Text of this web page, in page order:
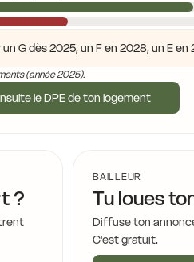
G dès 2025, un F en 2028, un E en
(année 2025).
le DPE de ton logement
?
BAILLEUR
Tu loues
Diffuse ton
C'est gratuit.